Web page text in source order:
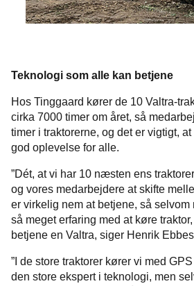
Teknologi som alle kan betjene
Hos Tinggaard kører de 10 Valtra-
cirka 7000 timer om året, så
timer i traktorerne, og det er vigtigt,
god oplevelse for alle.
”Dét, at vi har 10 næsten ens
og vores medarbejdere at skifte
er virkelig nem at betjene, så selvom
så meget erfaring med at køre
betjene en Valtra, siger Henrik
”I de store traktorer kører vi med
den store ekspert i teknologi, men